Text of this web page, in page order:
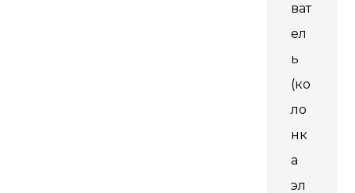
ват
ел
ь
(ко
ло
нк
а
эл